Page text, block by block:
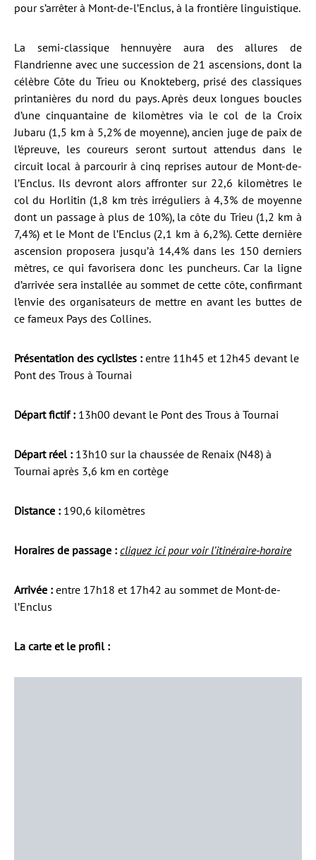
pour s’arrêter à Mont-de-l’Enclus, à la frontière linguistique.
La semi-classique hennuyère aura des allures de
Flandrienne avec une succession de 21 ascensions, dont la
célèbre Côte du Trieu ou Knokteberg, prisé des classiques
printanières du nord du pays. Après deux longues boucles
d’une cinquantaine de kilomètres via le col de la Croix
Jubaru (1,5 km à 5,2% de moyenne), ancien juge de paix de
l’épreuve, les coureurs seront surtout attendus dans le
circuit local à parcourir à cinq reprises autour de Mont-de-
l’Enclus. Ils devront alors affronter sur 22,6 kilomètres le
col du Horlitin (1,8 km très irréguliers à 4,3% de moyenne
dont un passage à plus de 10%), la côte du Trieu (1,2 km à
7,4%) et le Mont de l’Enclus (2,1 km à 6,2%). Cette dernière
ascension proposera jusqu’à 14,4% dans les 150 derniers
mètres, ce qui favorisera donc les puncheurs. Car la ligne
d’arrivée sera installée au sommet de cette côte, confirmant
l’envie des organisateurs de mettre en avant les buttes de
ce fameux Pays des Collines.
Présentation des cyclistes : entre 11h45 et 12h45 devant le
Pont des Trous à Tournai
Départ fictif : 13h00 devant le Pont des Trous à Tournai
Départ réel : 13h10 sur la chaussée de Renaix (N48) à
Tournai après 3,6 km en cortège
Distance : 190,6 kilomètres
Horaires de passage : cliquez ici pour voir l’itinéraire-horaire
Arrivée : entre 17h18 et 17h42 au sommet de Mont-de-
l’Enclus
La carte et le profil :